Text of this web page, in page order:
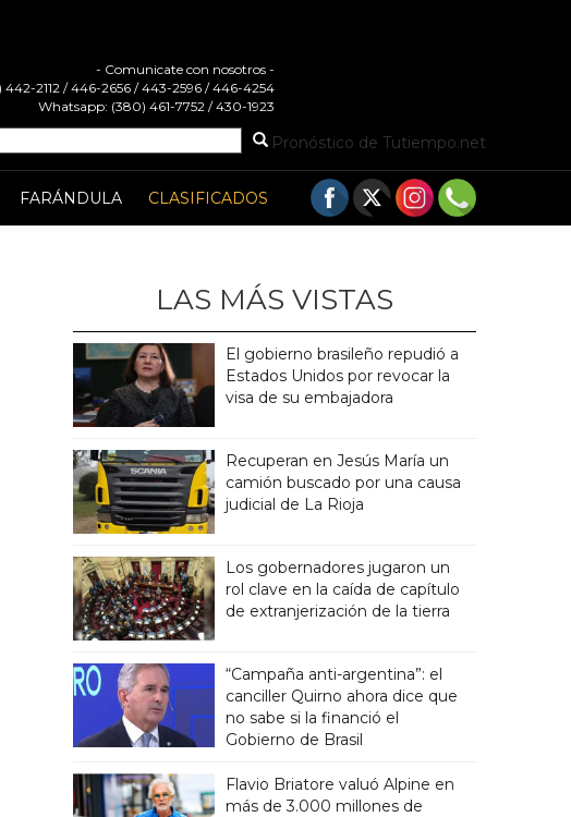
- Comunicate con nosotros -
442-2112 / 446-2656 / 443-2596 / 446-4254
Whatsapp: (380) 461-7752 / 430-1923
Pronóstico de Tutiempo.net
FARÁNDULA CLASIFICADOS
LAS MÁS VISTAS
El gobierno brasileño repudió a
Estados Unidos por revocar la
visa de su embajadora
Recuperan en Jesús María un
camión buscado por una causa
judicial de La Rioja
Los gobernadores jugaron un
rol clave en la caída de capítulo
de extranjerización de la tierra
“Campaña anti-argentina”: el
canciller Quirno ahora dice que
no sabe si la financió el
Gobierno de Brasil
Flavio Briatore valuó Alpine en
más de 3.000 millones de